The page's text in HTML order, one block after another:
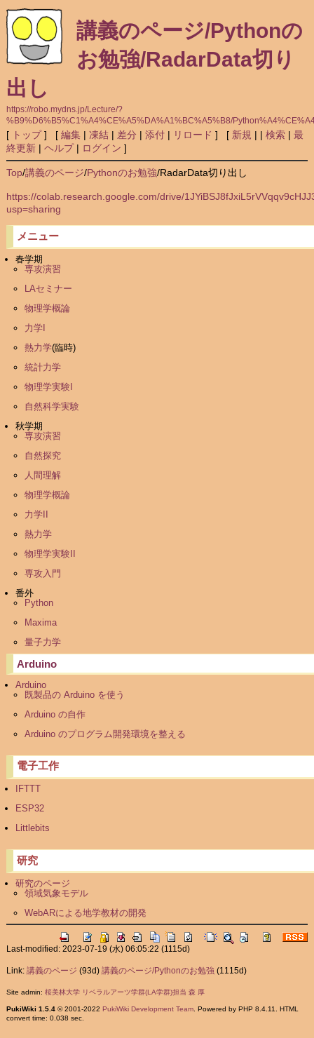
講義のページ/Pythonの
お勉強/RadarData切り
出し
https://robo.mydns.jp/Lecture/?
%B9%D6%B5%C1%A4%CE%A5%DA%A1%BC%A5%B8/
[ トップ] [ 編集| 凍結 | 差分 | 添付| リロード ] [ 新規 | | 検索| 最
終更新| ヘルプ| ログイン ]
メニュー
春学期
専攻演習
LAセミナー
物理学概論
力学I
熱力学(臨時)
統計力学
物理学実験I
自然科学実験
秋学期
専攻演習
自然探究
人間理解
物理学概論
力学II
熱力学
物理学実験II
専攻入門
番外
Python
Maxima
量子力学
Arduino
Arduino
既製品の Arduino を使う
Arduino の自作
Arduino のプログラム開発環境を整える
電子工作
IFTTT
ESP32
Littlebits
研究
研究のページ
領域気象モデル
WebARによる地学教材の開発
Top/講義のページ/Pythonのお勉強/RadarData切り出し
https://colab.research.google.com/drive/
usp=sharing
Last-modified: 2023-07-19 (水) 06:05:22 (1115d)
Link: 講義のページ (93d) 講義のページ/Pythonのお勉強 (1115d)
Site admin: 桜美林大学 リベラルアーツ学群(LA学群)担当 森 厚
PukiWiki 1.5.4© 2001-2022 PukiWiki Development Team. Powered by PHP 8.4.11. HTML
convert time: 0.038 sec.